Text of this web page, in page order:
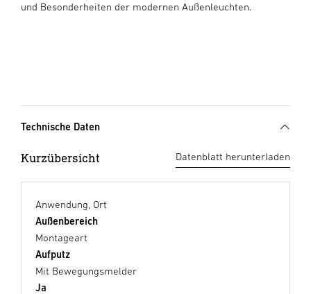
und Besonderheiten der modernen Außenleuchten.
Technische Daten
Kurzübersicht Datenblatt herunterladen
Anwendung, Ort
Außenbereich
Montageart
Aufputz
Mit Bewegungsmelder
Ja